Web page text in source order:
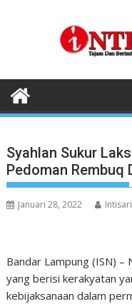
Syahlan Sukur
Pedoman Rembuq
Januari 28, 2022
Bandar Lampung (ISN) –
yang berisi kerakyatan
kebijaksanaan dalam